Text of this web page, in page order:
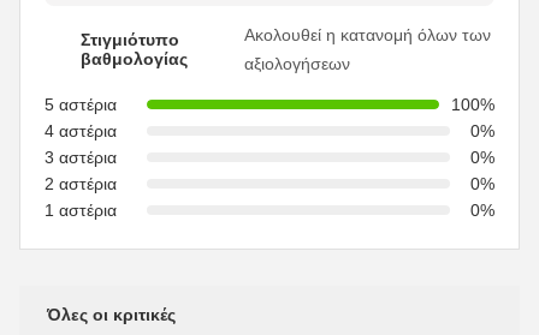
Στιγμιότυπο
βαθμολογίας
Ακολουθεί η κατανομή όλων των
αξιολογήσεων
5 αστέρια
100%
4 αστέρια
0%
3 αστέρια
0%
2 αστέρια
0%
1 αστέρια
0%
Όλες οι κριτικές